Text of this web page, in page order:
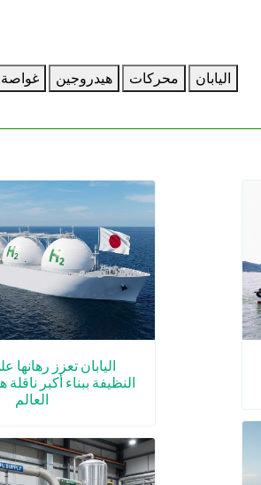
اليابان محركات هيدروجين غواصة
اليابان تعزز رهانها
النظيفة ببناء أكبر
العالم